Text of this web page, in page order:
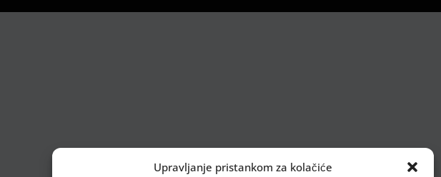
Upravljanje pristankom za kolačiće